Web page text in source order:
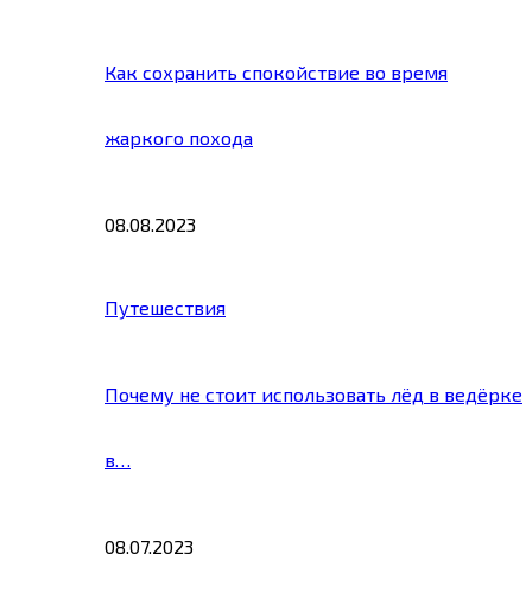
Как сохранить спокойствие во время
жаркого похода
08.08.2023
Путешествия
Почему не стоит использовать лёд в ведёрке
в…
08.07.2023